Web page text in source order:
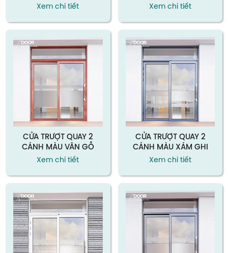
Xem chi tiết Xem chi tiết
CỬA TRƯỢT QUAY 2
CÁNH MÀU VÂN GỖ
Xem chi tiết
CỬA TRƯỢT QUAY 2
CÁNH MÀU XÁM GHI
Xem chi tiết